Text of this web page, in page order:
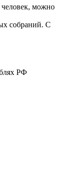
человек, можно
собраний. С
РФ